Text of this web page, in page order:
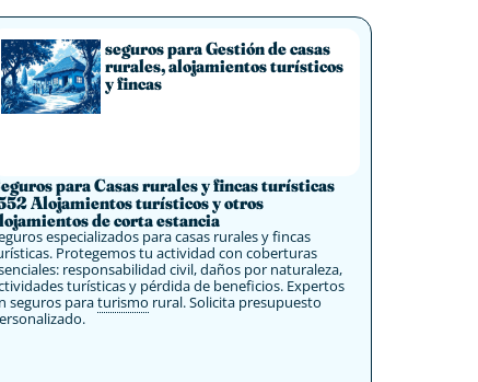
seguros para Gestión de casas
rurales, alojamientos turísticos
y fincas
para Casas rurales y fincas turísticas
Alojamientos turísticos y otros
de corta estancia
especializados para casas rurales y fincas
Protegemos tu actividad con coberturas
responsabilidad civil, daños por naturaleza,
turísticas y pérdida de beneficios. Expertos
seguros paraturismo rural. Solicita presupuesto